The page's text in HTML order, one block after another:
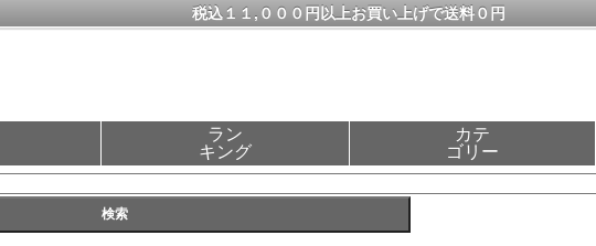
税込１１,０００円以上お買い上げで送料０円
ラン
キング
カテ
ゴリー